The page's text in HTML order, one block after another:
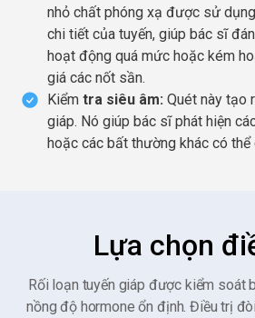
nhỏ chất phóng xạ được sử
chi tiết của tuyến, giúp bác sĩ
hoạt động quá mức hoặc kém
giá các nốt sần.
Kiểm tra siêu âm: Quét này tạo
giáp. Nó giúp bác sĩ phát hiện
hoặc các bất thường khác có thể
Lựa chọn
Rối loạn tuyến giáp được kiểm soát
nồng độ hormone ổn định. Điều trị